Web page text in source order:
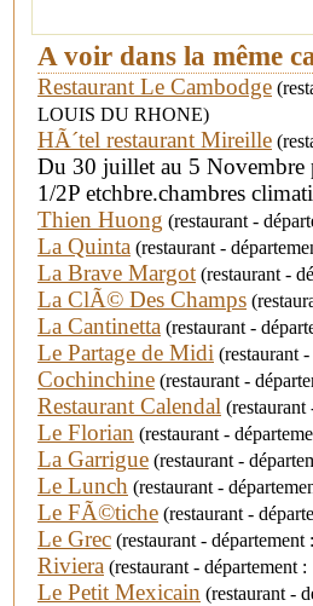
A voir dans la même
Restaurant Le Cambodge
LOUIS DU RHONE)
HÃ´tel restaurant Mireille
Du 30 juillet au 5 Novembre
1/2P etchbre.chambres
Thien Huong (restaurant -
La Quinta (restaurant -
La Brave Margot (restaurant -
La ClÃ© Des Champs
La Cantinetta (restaurant -
Le Partage de Midi (restaurant
Cochinchine (restaurant -
Restaurant Calendal
Le Florian (restaurant -
La Garrigue (restaurant -
Le Lunch (restaurant -
Le FÃ©tiche (restaurant -
Le Grec (restaurant -
Riviera (restaurant -
Le Petit Mexicain (restaurant -